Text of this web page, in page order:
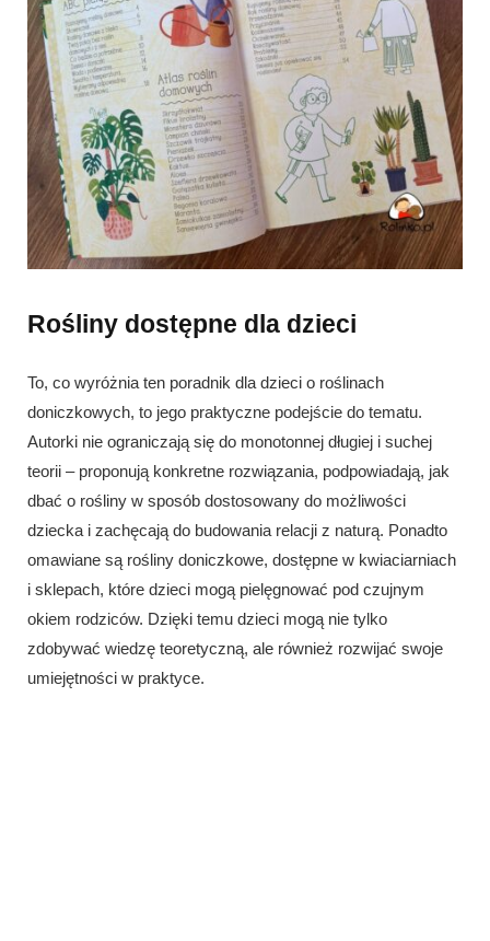
Rośliny dostępne dla dzieci
To, co wyróżnia ten poradnik dla dzieci o roślinach
doniczkowych, to jego praktyczne podejście do tematu.
Autorki nie ograniczają się do monotonnej długiej i suchej
teorii – proponują konkretne rozwiązania, podpowiadają, jak
dbać o rośliny w sposób dostosowany do możliwości
dziecka i zachęcają do budowania relacji z naturą. Ponadto
omawiane są rośliny doniczkowe, dostępne w kwiaciarniach
i sklepach, które dzieci mogą pielęgnować pod czujnym
okiem rodziców. Dzięki temu dzieci mogą nie tylko
zdobywać wiedzę teoretyczną, ale również rozwijać swoje
umiejętności w praktyce.